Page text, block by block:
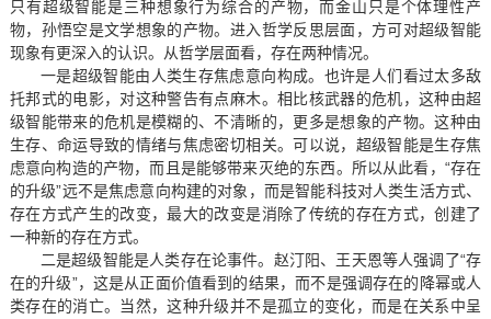
只有超级智能是三种想象行为综合的产物，而金山只是个体理性产
物，孙悟空是文学想象的产物。进入哲学反思层面，方可对超级智能
现象有更深入的认识。从哲学层面看，存在两种情况。
一是超级智能由人类生存焦虑意向构成。也许是人们看过太多敌
托邦式的电影，对这种警告有点麻木。相比核武器的危机，这种由超
级智能带来的危机是模糊的、不清晰的，更多是想象的产物。这种由
生存、命运导致的情绪与焦虑密切相关。可以说，超级智能是生存焦
虑意向构造的产物，而且是能够带来灭绝的东西。所以从此看，“存在
的升级”远不是焦虑意向构建的对象，而是智能科技对人类生活方式、
存在方式产生的改变，最大的改变是消除了传统的存在方式，创建了
一种新的存在方式。
二是超级智能是人类存在论事件。赵汀阳、王天恩等人强调了“存
在的升级”，这是从正面价值看到的结果，而不是强调存在的降幂或人
类存在的消亡。当然，这种升级并不是孤立的变化，而是在关系中呈